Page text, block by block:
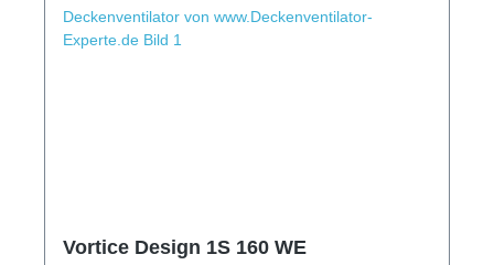
Vortice Design 1S 160 WE